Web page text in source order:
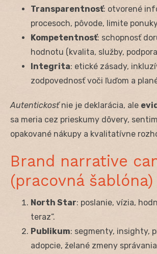
Transparentnosť: otvorené
procesoch, pôvode, limite
Kompetentnosť: schopnosť
hodnotu (kvalita, služby,
Integrita: etické zásady,
zodpovednosť voči ľuďom a
Autentickosťnie je deklarácia, ale
sa meria cez prieskumy dôvery,
opakované nákupy a kvalitatívne
Brand narrative
(pracovná šablóna)
North Star: poslanie, vízia,
teraz“.
Publikum: segmenty, insighty,
adopcie, želané zmeny